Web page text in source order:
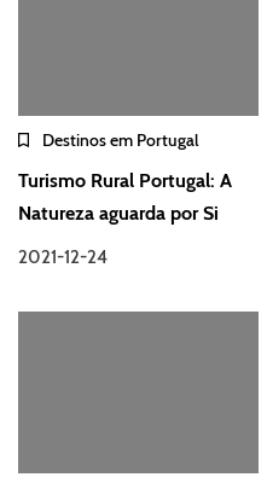
Destinos em Portugal
Turismo Rural Portugal: A
Natureza aguarda por Si
2021-12-24